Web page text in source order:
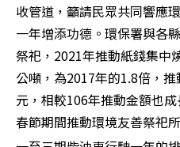
收管道，籲請民眾共同響應
一年增添功德。環保署與各
祭祀，2021年推動紙錢集中
公噸，為2017年的1.8倍，
元，相較106年推動金額也
春節期間推動環境友善祭祀